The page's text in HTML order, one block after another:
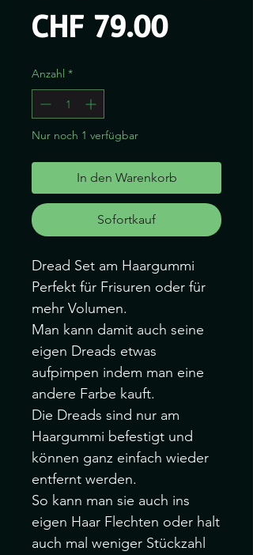
CHF 79.00Preis
Anzahl *
Nur noch 1 verfügbar
In den Warenkorb
Sofortkauf
Dread Set am Haargummi
Perfekt für Frisuren oder für
mehr Volumen.
Man kann damit auch seine
eigen Dreads etwas
aufpimpen indem man eine
andere Farbe kauft.
Die Dreads sind nur am
Haargummi befestigt und
können ganz einfach wieder
entfernt werden.
So kann man sie auch ins
eigen Haar Flechten oder halt
auch mal weniger Stückzahl